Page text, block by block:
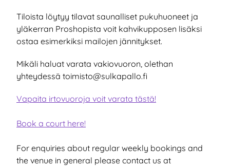
Tiloista löytyy tilavat saunalliset pukuhuoneet ja
yläkerran Proshopista voit kahvikupposen lisäksi
ostaa esimerkiksi mailojen jännitykset.
Mikäli haluat varata vakiovuoron, olethan
yhteydessä toimisto@sulkapallo.fi
Vapaita irtovuoroja voit varata tästä!
Book a court here!
For enquiries about regular weekly bookings and
the venue in general please contact us at